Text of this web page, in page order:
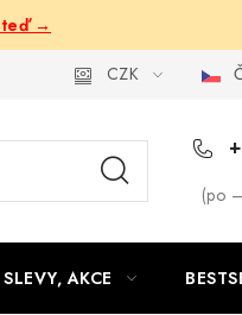
teď →
CZK
(po
SLEVY, AKCE